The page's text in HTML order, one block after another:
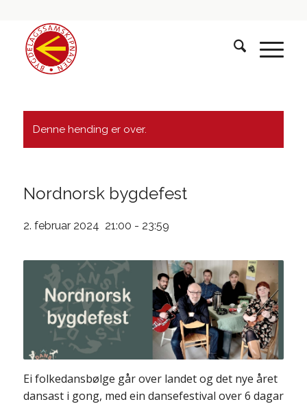
Denne hending er over.
Nordnorsk bygdefest
2. februar 2024 21:00 - 23:59
Ei folkedansbølge går over landet og det nye året
dansast i gong, med ein dansefestival over 6 dagar